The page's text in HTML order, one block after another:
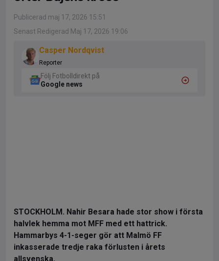
Publicerad maj 17, 2026 15:51
Senast Redigerad Maj 17, 2026 19:06
Casper Nordqvist
Reporter
Följ Fotbolldirekt på
Google news
STOCKHOLM. Nahir Besara hade stor show i första
halvlek hemma mot MFF med ett hattrick.
Hammarbys 4-1-seger gör att Malmö FF
inkasserade tredje raka förlusten i årets
allsvenska.